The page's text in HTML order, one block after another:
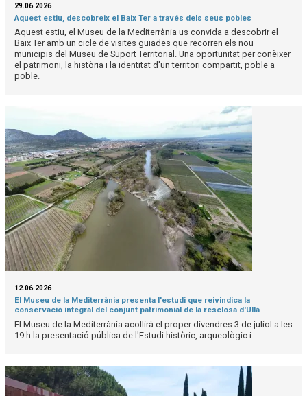
29.06.2026
Aquest estiu, descobreix el Baix Ter a través dels seus pobles
Aquest estiu, el Museu de la Mediterrània us convida a descobrir el
Baix Ter amb un cicle de visites guiades que recorren els nou
municipis del Museu de Suport Territorial. Una oportunitat per conèixer
el patrimoni, la història i la identitat d'un territori compartit, poble a
poble.
12.06.2026
El Museu de la Mediterrània presenta l'estudi que reivindica la
conservació integral del conjunt patrimonial de la resclosa d'Ullà
El Museu de la Mediterrània acollirà el proper divendres 3 de juliol a les
19 h la presentació pública de l'Estudi històric, arqueològic i...